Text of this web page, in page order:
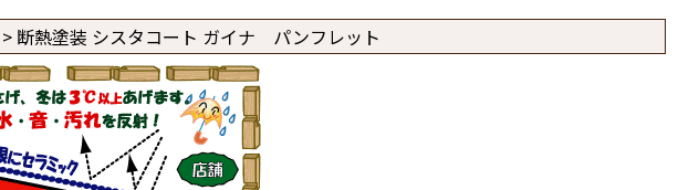
> 断熱塗装 シスタコート ガイナ パンフレット